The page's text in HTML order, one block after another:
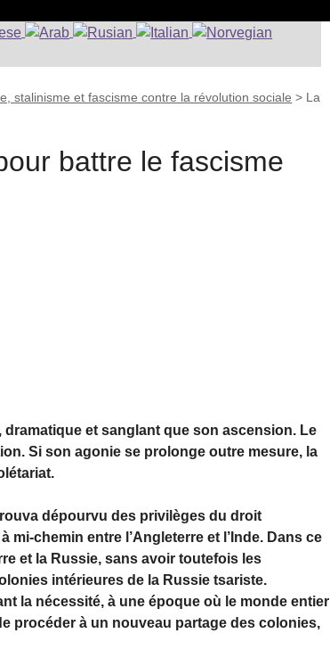
stalinisme et fascisme contre la révolution sociale > La
battre le fascisme
et sanglant que son ascension. Le
Si son agonie se prolonge outre mesure, la
dépourvu des privilèges du droit
chemin entre l’Angleterre et l’Inde. Dans ce
et la Russie, sans avoir toutefois les
intérieures de la Russie tsariste.
la nécessité, à une époque où le monde entier
procéder à un nouveau partage des colonies,